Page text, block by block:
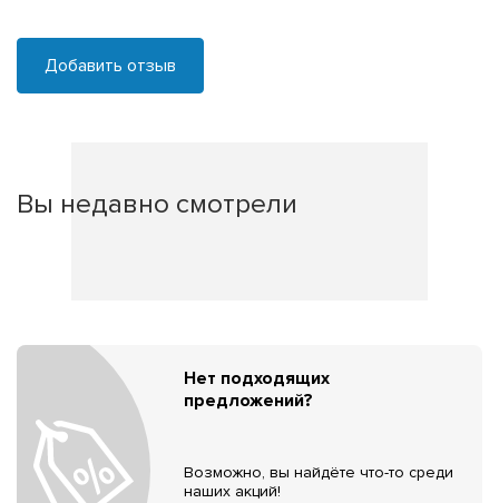
Добавить отзыв
Вы недавно смотрели
Нет подходящих
предложений?
Возможно, вы найдёте что-то среди
наших акций!